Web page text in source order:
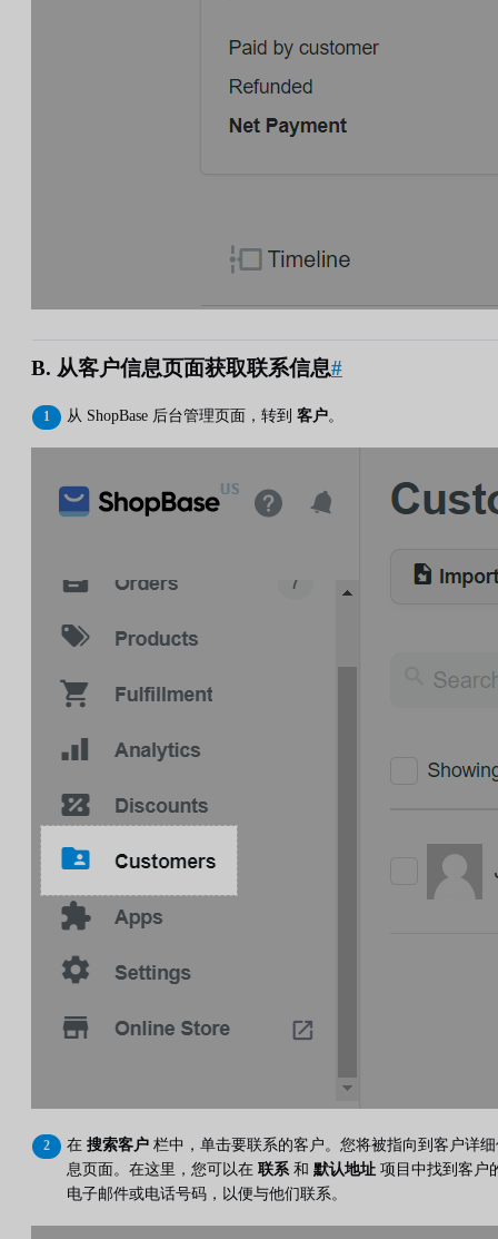
B. 从客户信息页面获取联系信息#
从 ShopBase 后台管理页面，转到 客户。
在 搜索客户 栏中，单击要联系的客户。您将被指向到客户详
息页面。在这里，您可以在 联系 和 默认地址 项目中找到客户
电子邮件或电话号码，以便与他们联系。